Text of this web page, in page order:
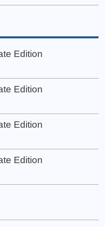
Edition
Edition
Edition
Edition